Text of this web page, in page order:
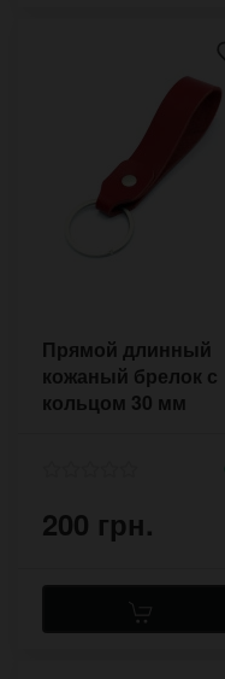
Прямой длинный
кожаный брелок с
кольцом 30 мм
200 грн.